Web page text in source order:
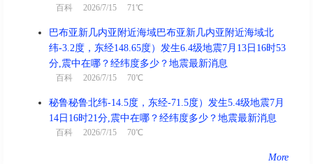
百科 2026/7/15 71℃
巴布亚新几内亚附近海域巴布亚新几内亚附近海域北
纬-3.2度，东经148.65度）发生6.4级地震7月13日16时53
分,震中在哪？经纬度多少？地震最新消息
百科 2026/7/15 70℃
秘鲁秘鲁北纬-14.5度，东经-71.5度）发生5.4级地震7月
14日16时21分,震中在哪？经纬度多少？地震最新消息
百科 2026/7/15 70℃
More